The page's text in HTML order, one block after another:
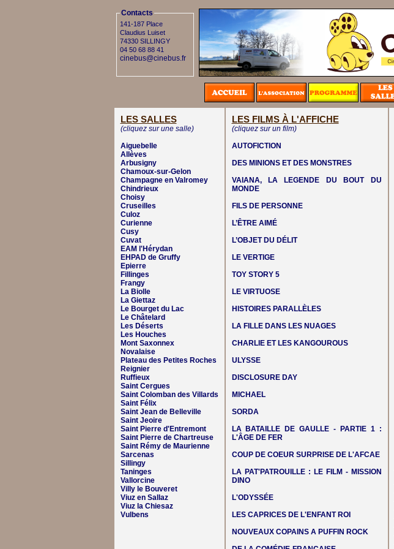
Contacts
141-187 Place
Claudius Luiset
74330 SILLINGY
04 50 68 88 41
cinebus@cinebus.fr
LES SALLES
(cliquez sur une salle)
Aiguebelle
Allèves
Arbusigny
Chamoux-sur-Gelon
Champagne en Valromey
Chindrieux
Choisy
Cruseilles
Culoz
Curienne
Cusy
Cuvat
EAM l'Hérydan
EHPAD de Gruffy
Epierre
Fillinges
Frangy
La Biolle
La Giettaz
Le Bourget du Lac
Le Châtelard
Les Déserts
Les Houches
Mont Saxonnex
Novalaise
Plateau des Petites Roches
Reignier
Ruffieux
Saint Cergues
Saint Colomban des Villards
Saint Félix
Saint Jean de Belleville
Saint Jeoire
Saint Pierre d'Entremont
Saint Pierre de Chartreuse
Saint Rémy de Maurienne
Sarcenas
Sillingy
Taninges
Vallorcine
Villy le Bouveret
Viuz en Sallaz
Viuz la Chiesaz
Vulbens
LES FILMS À L'AFFICHE
(cliquez sur un film)
AUTOFICTION
DES MINIONS ET DES MONSTRES
VAIANA, LA LEGENDE DU BOUT DU
MONDE
FILS DE PERSONNE
L’ÊTRE AIMÉ
L’OBJET DU DÉLIT
LE VERTIGE
TOY STORY 5
LE VIRTUOSE
HISTOIRES PARALLÈLES
LA FILLE DANS LES NUAGES
CHARLIE ET LES KANGOUROUS
ULYSSE
DISCLOSURE DAY
MICHAEL
SORDA
LA BATAILLE DE GAULLE - PARTIE 1 :
L'ÂGE DE FER
COUP DE COEUR SURPRISE DE L'AFCAE
LA PAT'PATROUILLE : LE FILM - MISSION
DINO
L'ODYSSÉE
LES CAPRICES DE L'ENFANT ROI
NOUVEAUX COPAINS A PUFFIN ROCK